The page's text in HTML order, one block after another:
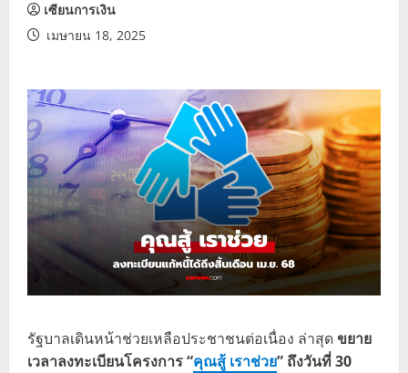
เซียนการเงิน
เมษายน 18, 2025
รัฐบาลเดินหน้าช่วยเหลือประชาชนต่อเนื่อง ล่าสุดขยาย
เวลาลงทะเบียนโครงการ “คุณสู้ เราช่วย” ถึงวันที่ 30